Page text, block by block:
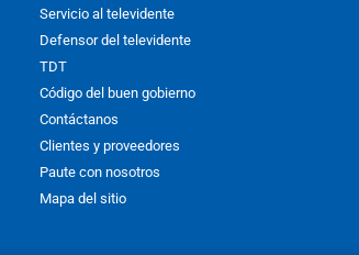
Servicio al televidente
Defensor del televidente
TDT
Código del buen gobierno
Contáctanos
Clientes y proveedores
Paute con nosotros
Mapa del sitio